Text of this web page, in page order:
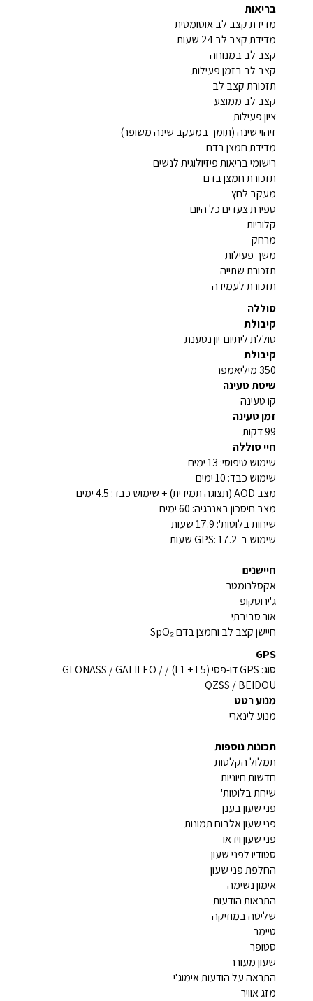
בריאות
מדידת קצב לב אוטומטית
מדידת קצב לב 24 שעות
קצב לב במנוחה
קצב לב בזמן פעילות
תזכורת קצב לב
קצב לב ממוצע
ציון פעילות
זיהוי שינה (תומך במעקב שינה משופר)
מדידת חמצן בדם
רישומי בריאות פיזיולוגית לנשים
תזכורת חמצן בדם
מעקב לחץ
ספירת צעדים כל היום
קלוריות
מרחק
משך פעילות
תזכורת שתייה
תזכורת לעמידה
סוללה
קיבולת
סוללת ליתיום-יון נטענת
קיבולת
350 מיליאמפר
שיטת טעינה
קו טעינה
זמן טעינה
99 דקות
חיי סוללה
שימוש טיפוסי: 13 ימים
שימוש כבד: 10 ימים
מצב AOD (תצוגה תמידית) + שימוש כבד: 4.5 ימים
מצב חיסכון באנרגיה: 60 ימים
שיחות בלוטות': 17.9 שעות
שימוש ב-GPS: 17.2 שעות
חיישנים
אקסלרומטר
ג'ירוסקופ
אור סביבתי
חיישן קצב לב וחמצן בדם SpO₂
GPS
סוג: GPS דו-פסי (L1 + L5) / GLONASS / GALILEO /
QZSS / BEIDOU
מנוע רטט
מנוע לינארי
תכונות נוספות
תמלול הקלטות
חדשות חיוניות
שיחת בלוטות'
פני שעון בענן
פני שעון אלבום תמונות
פני שעון וידאו
סטודיו לפני שעון
החלפת פני שעון
אימון נשימה
התראות הודעות
שליטה במוזיקה
טיימר
סטופר
שעון מעורר
התראה על הודעות אימוג'י
מזג אוויר